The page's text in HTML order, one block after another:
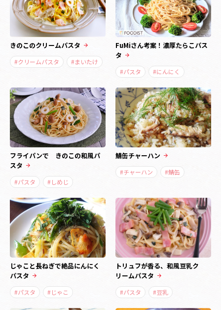
きのこのクリームパスタ
#クリームパスタ #まいたけ
FuMiさん考案！濃厚たらこパス
タ
#パスタ #にんにく
フライパンで きのこの和風パ
スタ
#パスタ #しめじ
鯖缶チャーハン
#チャーハン #鯖缶
じゃこと長ねぎで絶品にんにく
パスタ
#パスタ #じゃこ
トリュフが香る、和風豆乳ク
リームパスタ
#パスタ #豆乳